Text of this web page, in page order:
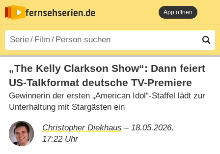
App öffnen
„The Kelly Clarkson Show“: Dann feiert
US-Talkformat deutsche TV-Premiere
Gewinnerin der ersten „American Idol“-Staffel lädt zur
Unterhaltung mit Stargästen ein
Christopher Diekhaus – 18.05.2026,
17:22 Uhr